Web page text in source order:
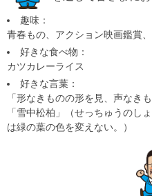
趣味：
青春もの、アクション映画鑑賞
好きな食べ物：
カツカレーライス
好きな言葉：
「形なきものの形を見、声なき
「雪中松柏」（せっちゅうのし
は緑の葉の色を変えない。）